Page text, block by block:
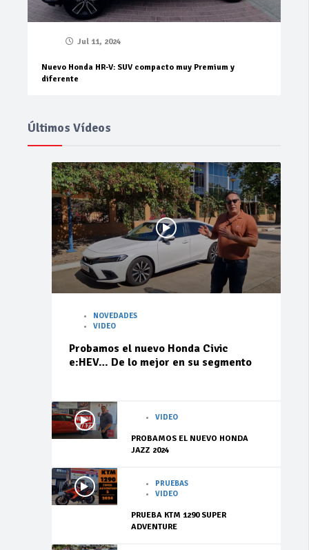
Jul 11, 2024
Nuevo Honda HR-V: SUV compacto muy Premium y
diferente
Últimos Vídeos
NOVEDADES
VIDEO
Probamos el nuevo Honda Civic
e:HEV… De lo mejor en su segmento
VIDEO
PROBAMOS EL NUEVO HONDA
JAZZ 2024
PRUEBAS
VIDEO
PRUEBA KTM 1290 SUPER
ADVENTURE